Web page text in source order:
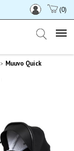
(0)
Muuvo Quick